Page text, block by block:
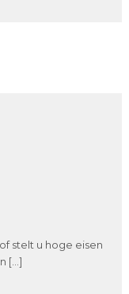
stelt u hoge eisen
[…]